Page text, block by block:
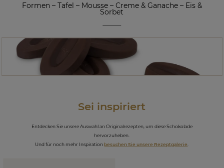
Formen – Tafel – Mousse– Creme & Ganache– Eis &
Sorbet
Sei inspiriert
Entdecken Sie unsere Auswahl an Originalrezepten, um diese Schokolade
hervorzuheben.
Und für noch mehr Inspirationbesuchen Sie unsere Rezeptgalerie